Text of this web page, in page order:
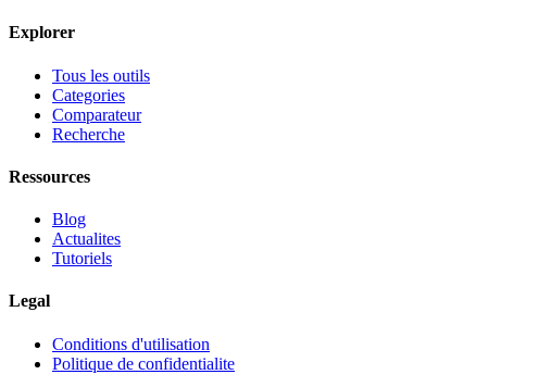
Explorer
Tous les outils
Categories
Comparateur
Recherche
Ressources
Blog
Actualites
Tutoriels
Legal
Conditions d'utilisation
Politique de confidentialite